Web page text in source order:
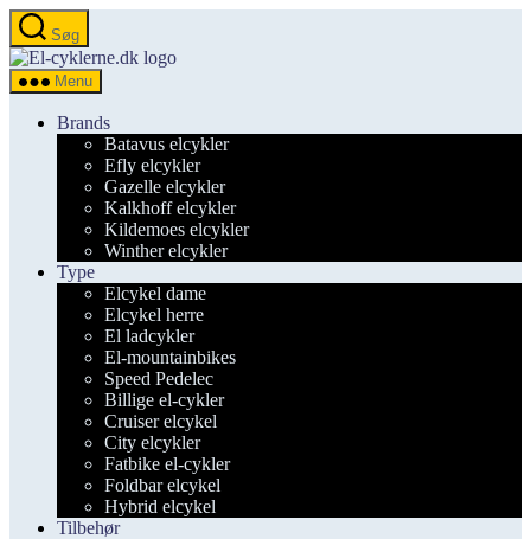
Spring
til
indholdet
Søg
el-
Menu
Brands
Batavus elcykler
Efly elcykler
Gazelle elcykler
Kalkhoff elcykler
Kildemoes elcykler
Winther elcykler
Type
Elcykel dame
Elcykel herre
El ladcykler
El-mountainbikes
Speed Pedelec
Billige el-cykler
Cruiser elcykel
City elcykler
Fatbike el-cykler
Foldbar elcykel
Hybrid elcykel
Tilbehør